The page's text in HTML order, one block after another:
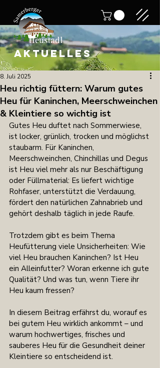
AKTUELLES
Heu richtig füttern: Warum gutes
Heu für Kaninchen, Meerschweinchen
& Kleintiere so wichtig ist
8. Juli 2025
Gutes Heu duftet nach Sommerwiese,
ist locker, grünlich, trocken und möglichst
staubarm. Für Kaninchen,
Meerschweinchen, Chinchillas und Degus
ist Heu viel mehr als nur Beschäftigung
oder Füllmaterial: Es liefert wichtige
Rohfaser, unterstützt die Verdauung,
fördert den natürlichen Zahnabrieb und
gehört deshalb täglich in jede Raufe.
Trotzdem gibt es beim Thema
Heufütterung viele Unsicherheiten: Wie
viel Heu brauchen Kaninchen? Ist Heu
ein Alleinfutter? Woran erkenne ich gute
Qualität? Und was tun, wenn Tiere ihr
Heu kaum fressen?
In diesem Beitrag erfährst du, worauf es
bei gutem Heu wirklich ankommt – und
warum hochwertiges, frisches und
sauberes Heu für die Gesundheit deiner
Kleintiere so entscheidend ist.